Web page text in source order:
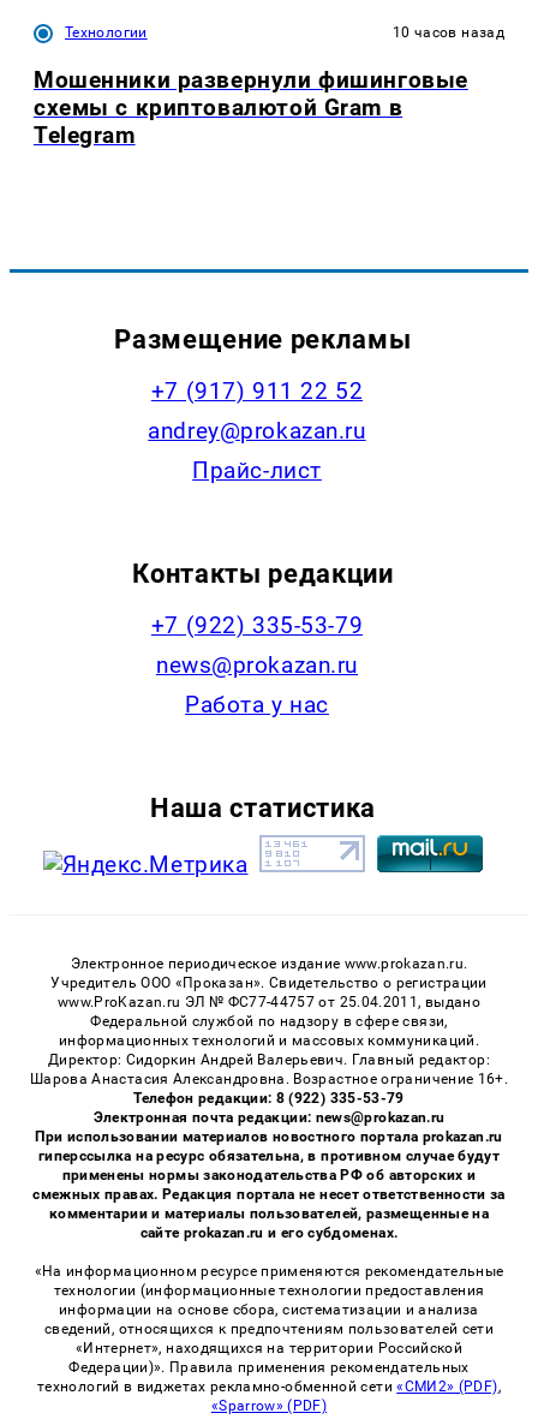
Технологии 10 часов назад
Мошенники развернули фишинговые
схемы с криптовалютой Gram в
Telegram
Размещение рекламы
+7 (917) 911 22 52
andrey@prokazan.ru
Прайс-лист
Контакты редакции
+7 (922) 335-53-79
news@prokazan.ru
Работа у нас
Наша статистика
Электронное периодическое издание www.prokazan.ru.
Учредитель ООО «Проказан». Cвидетельство о регистрации
www.ProKazan.ru ЭЛ № ФС77-44757 от 25.04.2011, выдано
Федеральной службой по надзору в сфере связи,
информационных технологий и массовых коммуникаций.
Директор: Сидоркин Андрей Валерьевич. Главный редактор:
Шарова Анастасия Александровна. Возрастное ограничение 16+.
Телефон редакции: 8 (922) 335-53-79
Электронная почта редакции: news@prokazan.ru
При использовании материалов новостного портала prokazan.ru
гиперссылка на ресурс обязательна, в противном случае будут
применены нормы законодательства РФ об авторских и
смежных правах. Редакция портала не несет ответственности за
комментарии и материалы пользователей, размещенные на
сайте prokazan.ru и его субдоменах.
«На информационном ресурсе применяются рекомендательные
технологии (информационные технологии предоставления
информации на основе сбора, систематизации и анализа
сведений, относящихся к предпочтениям пользователей сети
«Интернет», находящихся на территории Российской
Федерации)». Правила применения рекомендательных
технологий в виджетах рекламно-обменной сети«СМИ2» (PDF),
«Sparrow» (PDF)